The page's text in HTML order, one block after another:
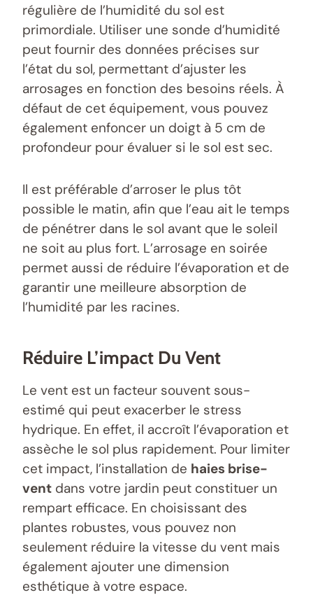
régulière de l’humidité du sol est
primordiale. Utiliser une sonde d’humidité
peut fournir des données précises sur
l’état du sol, permettant d’ajuster les
arrosages en fonction des besoins réels. À
défaut de cet équipement, vous pouvez
également enfoncer un doigt à 5 cm de
profondeur pour évaluer si le sol est sec.
Il est préférable d’arroser le plus tôt
possible le matin, afin que l’eau ait le temps
de pénétrer dans le sol avant que le soleil
ne soit au plus fort. L’arrosage en soirée
permet aussi de réduire l’évaporation et de
garantir une meilleure absorption de
l’humidité par les racines.
Réduire L’impact Du Vent
Le vent est un facteur souvent sous-
estimé qui peut exacerber le stress
hydrique. En effet, il accroît l’évaporation et
assèche le sol plus rapidement. Pour limiter
cet impact, l’installation de haies brise-
vent dans votre jardin peut constituer un
rempart efficace. En choisissant des
plantes robustes, vous pouvez non
seulement réduire la vitesse du vent mais
également ajouter une dimension
esthétique à votre espace.